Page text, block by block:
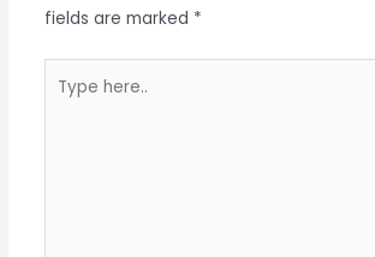
fields are marked *
here..